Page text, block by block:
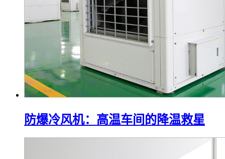
防爆冷风机：高温车间的降温救星